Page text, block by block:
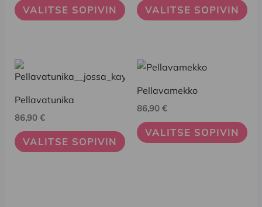
VALITSE SOPIVIN
muunnelma.
Voit
tuotteen
VALITSE SOPIVIN
muunnelma.
Voit
tuotteen
sivulla.
Pellavatunika
86,90 €
VALITSE SOPIVIN
Tällä
tuotteella
on
useampi
muunnelma.
Voit
Pellavamekko
86,90 €
VALITSE SOPIVIN
Tällä
on
useampi
muunnelma.
Voit